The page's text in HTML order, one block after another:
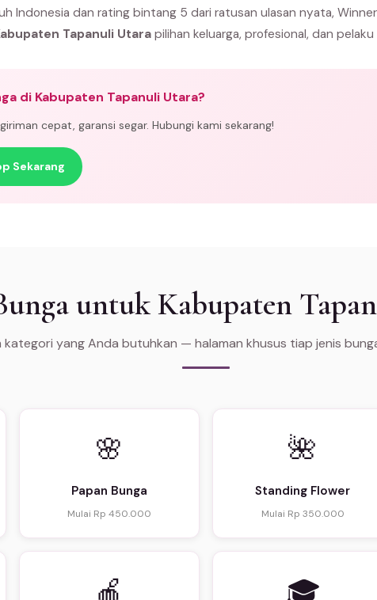
Indonesia dan rating bintang 5 dari ratusan ulasan nyata,
Tapanuli Utara pilihan keluarga, profesional, dan pelaku
di Kabupaten Tapanuli Utara?
cepat, garansi segar. Hubungi kami sekarang!
Sekarang
untuk Kabupaten
kategori yang Anda butuhkan — halaman khusus tiap jenis
🌸
Papan Bunga
Mulai Rp 450.000
🌺
Standing Flower
Mulai Rp 350.000
🍎 🎓